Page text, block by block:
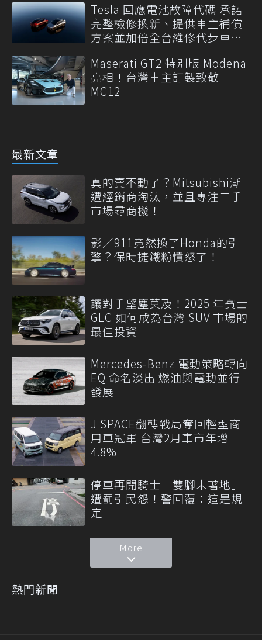
Tesla 回應電池故障代碼 承諾
完整檢修換新、提供車主補償
方案並加倍全台維修代步車數
Maserati GT2 特別版 Modena
亮相！台灣車主訂製致敬
MC12
最新文章
真的賣不動了？Mitsubishi漸
遭經銷商淘汰，並且專注二手
市場尋商機！
影／911竟然換了Honda的引
擎？保時捷鐵粉憤怒了！
讓對手望塵莫及！2025 年賓士
GLC 如何成為台灣 SUV 市場的
最佳投資
Mercedes-Benz 電動策略轉向
EQ 命名淡出 燃油與電動並行
發展
J SPACE翻轉戰局奪回輕型商
用車冠軍 台灣2月車市年增
4.8%
停車再開騎士「雙腳未著地」
遭罰引民怨！警回覆：這是規
定
More
熱門新聞